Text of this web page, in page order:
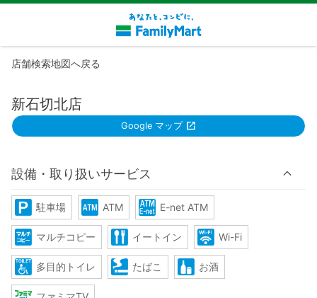
店舗検索地図へ戻る
新石切北店
Google マップ
設備・取り扱いサービス
駐車場 ATM E-net ATM
マルチコピー イートイン Wi-Fi
多目的トイレ たばこ お酒